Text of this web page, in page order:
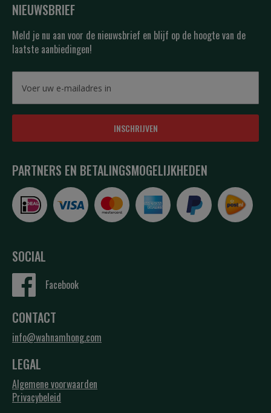
NIEUWSBRIEF
Meld je nu aan voor de nieuwsbrief en blijf op de hoogte van de
laatste aanbiedingen!
INSCHRIJVEN
PARTNERS EN BETALINGSMOGELIJKHEDEN
SOCIAL
Facebook
CONTACT
info@wahnamhong.com
LEGAL
Algemene voorwaarden
Privacybeleid